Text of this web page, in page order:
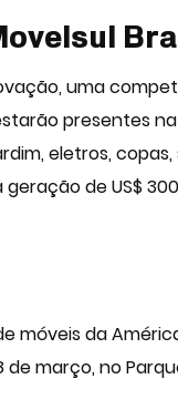
uma
presentes
eletros,
de US$
móveisda
março, no